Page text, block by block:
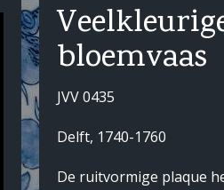
bloemvaas
JVV 0435
Delft, 1740-1760
De ruitvormige plaque